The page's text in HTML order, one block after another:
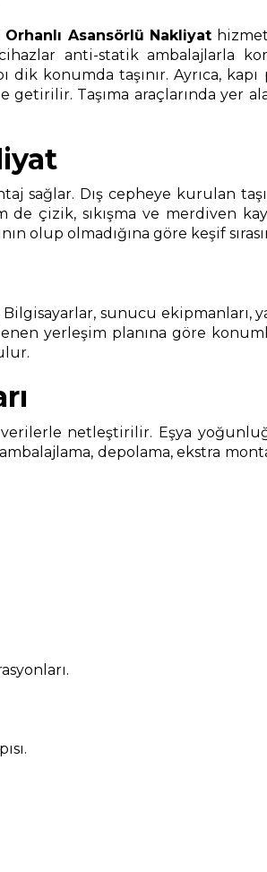
Orhanlı Asansörlü Nakliyat
anti-statik ambalajlarla
dik konumda taşınır. Ayrıca,
Taşıma araçlarında yer
sağlar. Dış cepheye kurulan
çizik, sıkışma ve merdiven
olmadığına göre keşif
sunucu ekipmanları,
yerleşim planına göre
netleştirilir. Eşya
depolama, ekstra